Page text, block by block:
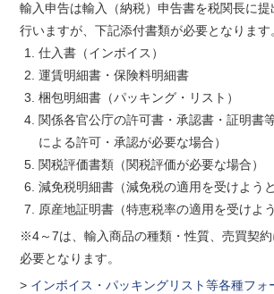
輸入申告は輸入（納税）申告書を税関長に提
行いますが、下記添付書類が必要となります
仕入書（インボイス）
運賃明細書・保険料明細書
梱包明細書（パッキング・リスト）
関係各官公庁の許可書・承認書・証明書
による許可・承認が必要な場合）
関税評価書類（関税評価が必要な場合）
減免税明細書（減免税の適用を受けよう
原産地証明書（特恵税率の適用を受けよ
※4～7は、輸入商品の種類・性質、売買契
必要となります。
> インボイス・パッキングリスト等各種フォ